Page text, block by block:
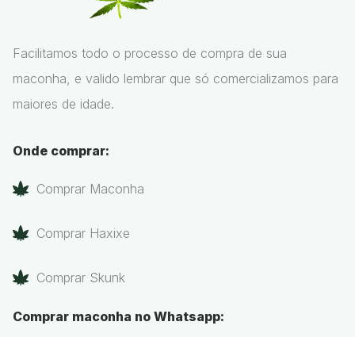
Facilitamos todo o processo de compra de sua
maconha, e valido lembrar que só comercializamos para
maiores de idade.
Onde comprar:
Comprar Maconha
Comprar Haxixe
Comprar Skunk
Comprar maconha no Whatsapp: